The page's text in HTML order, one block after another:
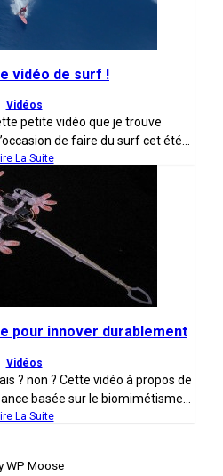
vidéo de surf !
Vidéos
petite vidéo que je trouve
de faire du surf cet été...
La Suite
pour innover durablement
Vidéos
? non ? Cette vidéo à propos de
basée sur le biomimétisme...
La Suite
WP Moose